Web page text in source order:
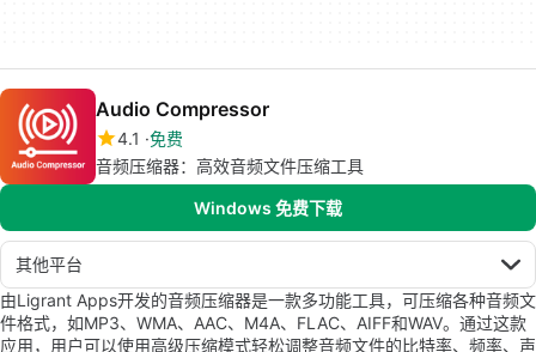
Audio Compressor
4.1 免费
音频压缩器：高效音频文件压缩工具
Windows 免费下载
其他平台
由Ligrant Apps开发的音频压缩器是一款多功能工具，可压缩各种音频文
件格式，如MP3、WMA、AAC、M4A、FLAC、AIFF和WAV。通过这款
应用，用户可以使用高级压缩模式轻松调整音频文件的比特率、频率、声